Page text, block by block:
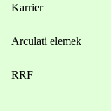
Karrier
Arculati elemek
RRF